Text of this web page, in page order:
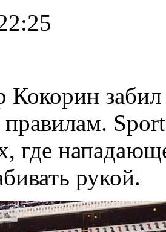
Кокорин
где
рукой.